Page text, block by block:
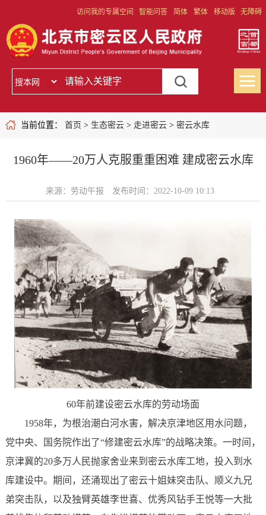
访问我的专属空间 智能问答 简体 繁体 移动版 无障碍
当前位置： 首页 > 生态密云> 走进密云> 密云水库
1960年——20万人克服重重困难 建成密云水库
来源：劳动午报 发布时间：2022-10-09 10:13
60年前建设密云水库的劳动场面
1958年，为根治潮白河水害，解决京津地区用水问题，
党中央、国务院作出了“修建密云水库”的战略决策。一时间，
京津冀的20多万人民抛家舍业来到密云水库工地，投入到水
库建设中。期间，还涌现出了密云十姐妹突击队、顺义九兄
弟突击队，以及独臂英雄李世喜、优秀风钻手王悦等一大批